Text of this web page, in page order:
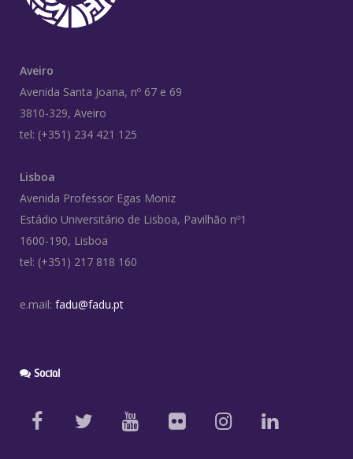
Aveiro
Avenida Santa Joana, nº 67 e 69
3810-329, Aveiro
tel: (+351) 234 421 125
Lisboa
Avenida Professor Egas Moniz
Estádio Universitário de Lisboa, Pavilhão nº1
1600-190, Lisboa
tel: (+351) 217 818 160
e.mail: fadu@fadu.pt
Social